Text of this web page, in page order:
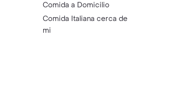
Comida a Domicilio
Comida Italiana cerca de
mi